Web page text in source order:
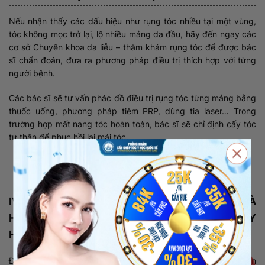
Nếu nhận thấy các dấu hiệu như rụng tóc nhiều tại một vùng,
tóc không mọc trở lại, lộ nhiều mảng da đầu, hãy đến ngay các
cơ sở Chuyên khoa da liễu – thăm khám rụng tóc để được bác
sĩ chẩn đoán, đưa ra phương pháp điều trị thích hợp với từng
người bệnh.
Các bác sĩ sẽ tư vấn phác đồ điều trị rụng tóc từng mảng bằng
thuốc uống, phương pháp tiêm PRP, dùng tia laser… Trong
trường hợp mất nang tóc hoàn toàn, bác sĩ sẽ chỉ định cấy tóc
tự thân để phục hồi lại mái tóc.
Xem thêm:
Review cấy tóc 38 Nguyễn Du có tốt
như quảng cáo?
IV. KÍCH THÍCH MỌC TÓC NHANH CHÓNG VÀ
HIỆU QUẢ TẠI PHÒNG KHÁM CẤY GHÉP TÓC Y
HỌC QUỐC TẾ
Để điều trị rụng tóc từng mảng ở nam giới bạn có thể đến